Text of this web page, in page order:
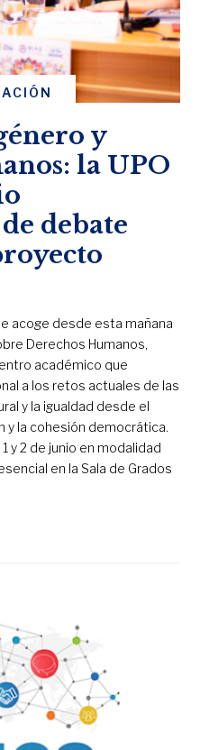
y
la UPO
debate
acoge desde esta mañana
Derechos Humanos,
académico que
a los retos actuales de las
y la igualdad desde el
y la cohesión democrática.
y 2 de junio en modalidad
en la Sala de Grados